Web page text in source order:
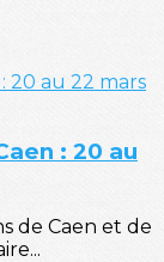
: 20 au
de Caen et de